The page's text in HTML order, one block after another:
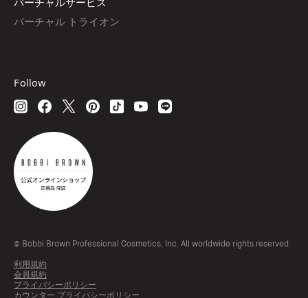
バーチャル トライオン
Follow
© Bobbi Brown Professional Cosmetics, Inc. All worldwide rights reserved.
利用規約
会員規約
プライバシーポリシー
カウンター プライバシーポリシー